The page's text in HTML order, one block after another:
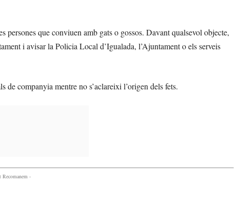
persones que conviuen amb gats o gossos. Davant qualsevol objecte,
i avisar la Policia Local d’Igualada, l’Ajuntament o els serveis
de companyia mentre no s’aclareixi l’origen dels fets.
Recomanem -